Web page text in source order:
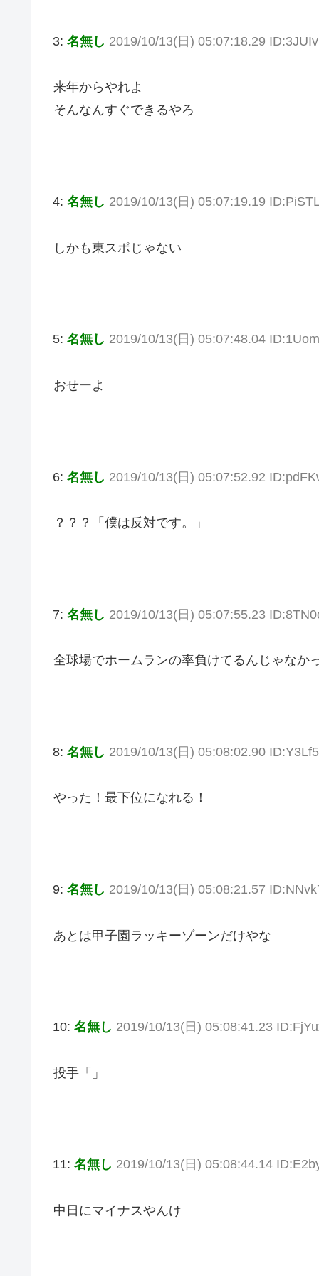
3: 名無し 2019/10/13(日) 05:07:18.29
来年からやれよ
そんなんすぐできるやろ
4: 名無し 2019/10/13(日) 05:07:19.19
しかも東スポじゃない
5: 名無し 2019/10/13(日) 05:07:48.04
おせーよ
6: 名無し 2019/10/13(日) 05:07:52.92
？？？「僕は反対です。」
7: 名無し 2019/10/13(日) 05:07:55.23
全球場でホームランの率負けてるんじゃなか
8: 名無し 2019/10/13(日) 05:08:02.90
やった！最下位になれる！
9: 名無し 2019/10/13(日) 05:08:21.57
あとは甲子園ラッキーゾーンだけやな
10: 名無し 2019/10/13(日) 05:08:41.23
投手「」
11: 名無し 2019/10/13(日) 05:08:44.14
中日にマイナスやんけ